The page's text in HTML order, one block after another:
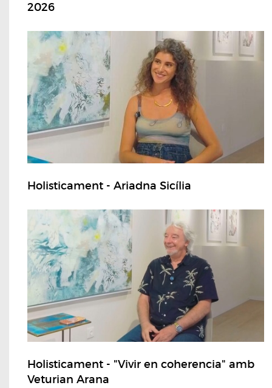
2026
Holisticament - Ariadna Sicília
Holisticament - "Vivir en coherencia" amb
Veturian Arana